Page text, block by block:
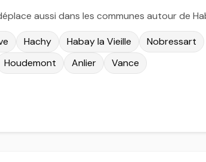
aussi dans les communes autour de
Hachy Habay la Vieille
Nobressart
Houdemont Anlier Vance